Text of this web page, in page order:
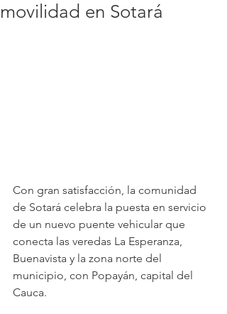
movilidad en Sotará
Con gran satisfacción, la comunidad
de Sotará celebra la puesta en servicio
de un nuevo puente vehicular que
conecta las veredas La Esperanza,
Buenavista y la zona norte del
municipio, con Popayán, capital del
Cauca.